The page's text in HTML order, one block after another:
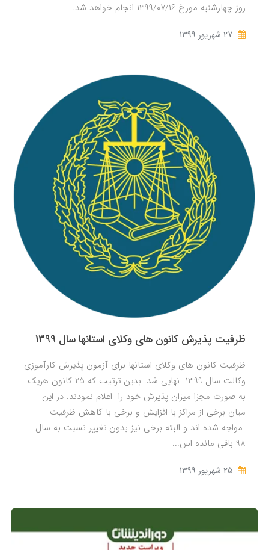
روز چهارشنبه مورخ ۱۳۹۹/۰۷/۱۶ انجام خواهد شد.
ظرفیت پذیرش کانون های وکلای استانها سال 1399
ظرفیت کانون های وکلای استانها برای آزمون پذیرش کارآموزی
وکالت سال 1399 نهایی شد. بدین ترتیب که 25 کانون هریک
به صورت مجزا میزان پذیرش خود را اعلام نمودند. در این
میان برخی از مراکز با افزایش و برخی با کاهش ظرفیت
مواجه شده اند و البته برخی نیز بدون تغییر نسبت به سال
98 باقی مانده اس...